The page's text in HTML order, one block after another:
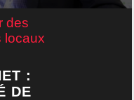
des
locaux
:
DE